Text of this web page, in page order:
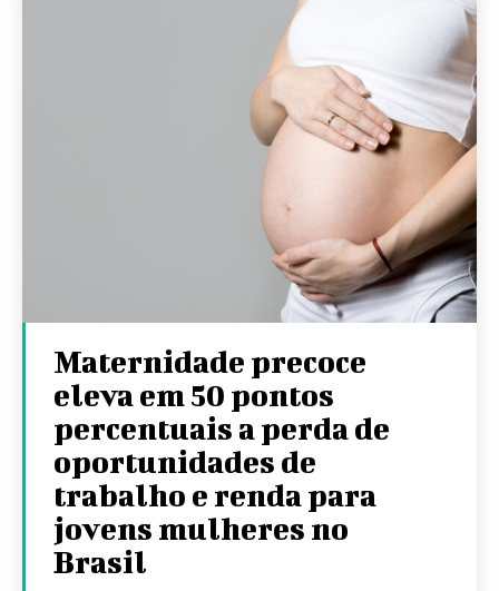
Maternidade precoce
eleva em 50 pontos
percentuais a perda de
oportunidades de
trabalho e renda para
jovens mulheres no
Brasil